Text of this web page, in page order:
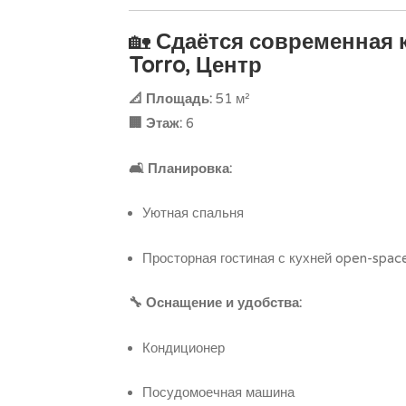
🏡 Сдаётся современная
Torro, Центр
📐 Площадь: 51 м²
🏢 Этаж: 6
🛋️ Планировка:
Уютная спальня
Просторная гостиная с кухней open-
🔧 Оснащение и удобства:
Кондиционер
Посудомоечная машина